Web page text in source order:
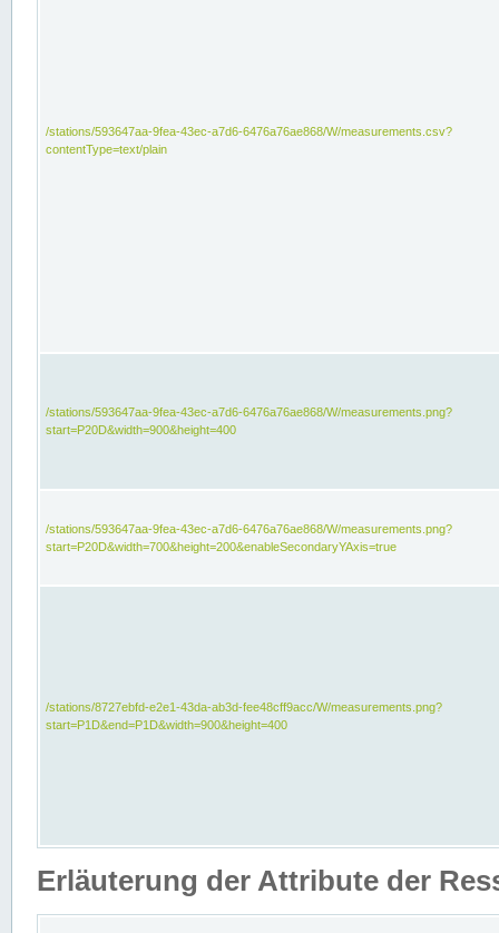
/stations/593647aa-9fea-43ec-a7d6-6476a76ae868/W/measurements.csv?
contentType=text/plain
/stations/593647aa-9fea-43ec-a7d6-6476a76ae868/W/measurements.png?
start=P20D&width=900&height=400
/stations/593647aa-9fea-43ec-a7d6-6476a76ae868/W/measurements.png?
start=P20D&width=700&height=200&enableSecondaryYAxis=true
/stations/8727ebfd-e2e1-43da-ab3d-fee48cff9acc/W/measurements.png?
start=P1D&end=P1D&width=900&height=400
Erläuterung der Attribute der